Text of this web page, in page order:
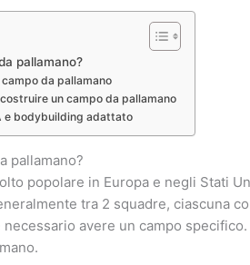
pallamano?
da pallamano
un campo da pallamano
e bodybuilding adattato
pallamano?
popolare in Europa e negli Stati
tra 2 squadre, ciascuna
avere un campo